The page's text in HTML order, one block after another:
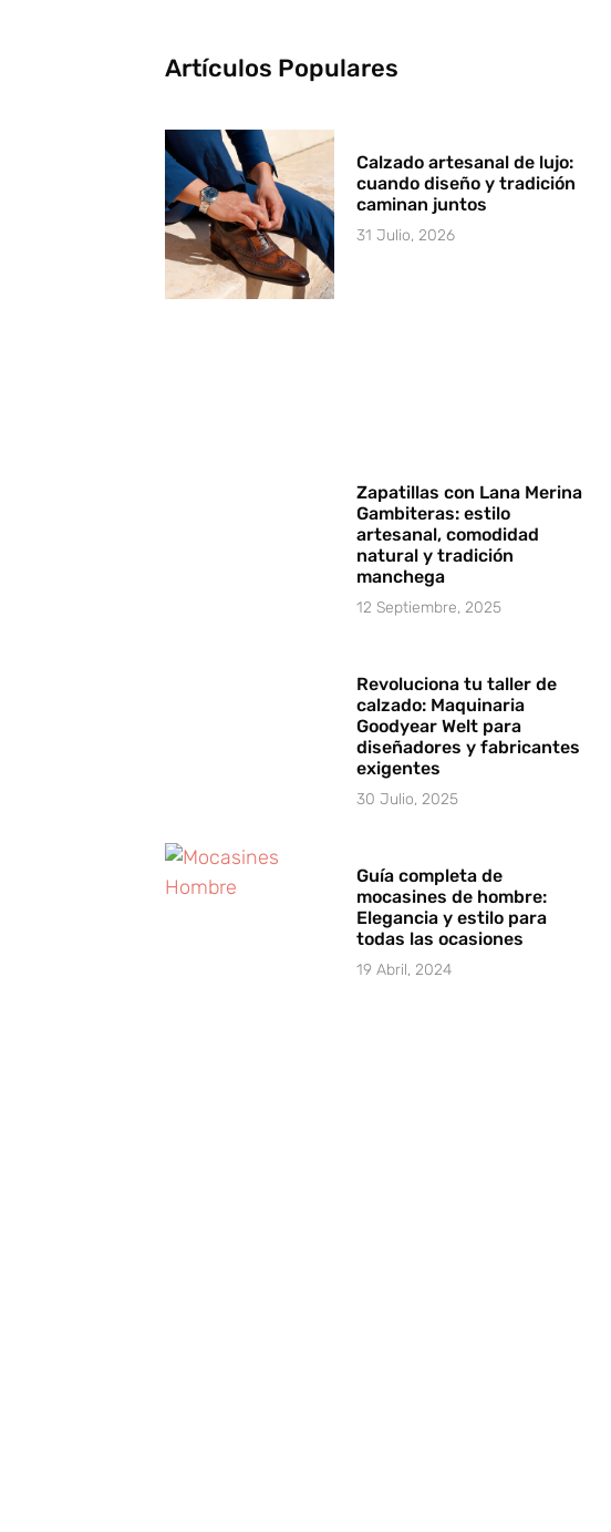
Artículos Populares
Calzado artesanal de lujo:
cuando diseño y tradición
caminan juntos
31 Julio, 2026
Zapatillas con Lana Merina
Gambiteras: estilo
artesanal, comodidad
natural y tradición
manchega
12 Septiembre, 2025
Revoluciona tu taller de
calzado: Maquinaria
Goodyear Welt para
diseñadores y fabricantes
exigentes
30 Julio, 2025
Guía completa de
mocasines de hombre:
Elegancia y estilo para
todas las ocasiones
19 Abril, 2024